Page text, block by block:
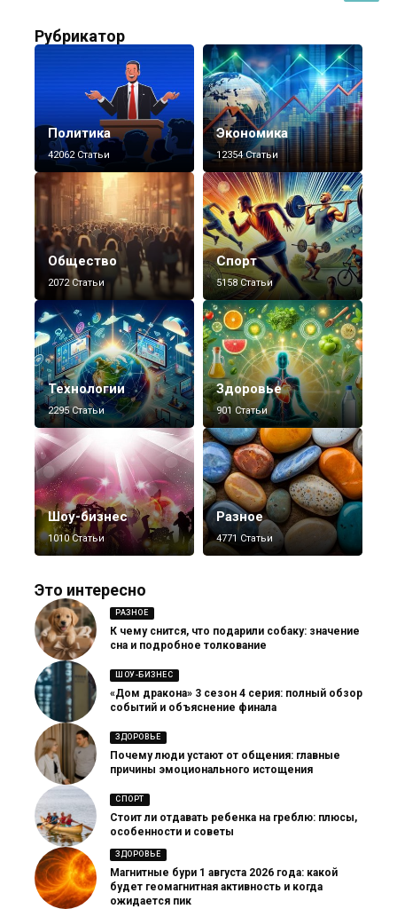
Рубрикатор
Политика
42062 Статьи
Экономика
12354 Статьи
Общество
2072 Статьи
Спорт
5158 Статьи
Технологии
2295 Статьи
Здоровье
901 Статьи
Шоу-бизнес
1010 Статьи
Разное
4771 Статьи
Это интересно
РАЗНОЕ
К чему снится, что подарили собаку: значение
сна и подробное толкование
ШОУ-БИЗНЕС
«Дом дракона» 3 сезон 4 серия: полный обзор
событий и объяснение финала
ЗДОРОВЬЕ
Почему люди устают от общения: главные
причины эмоционального истощения
СПОРТ
Стоит ли отдавать ребенка на греблю: плюсы,
особенности и советы
ЗДОРОВЬЕ
Магнитные бури 1 августа 2026 года: какой
будет геомагнитная активность и когда
ожидается пик